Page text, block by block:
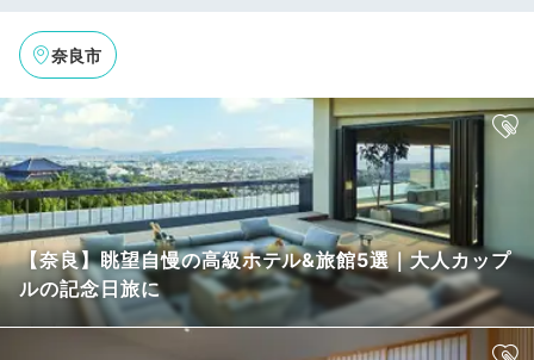
奈良市
【奈良】眺望自慢の高級ホテル&旅館5選｜大人カップ
ルの記念日旅に